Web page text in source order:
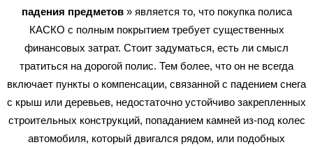
падения предметов » является то, что покупка полиса
КАСКО с полным покрытием требует существенных
финансовых затрат. Стоит задуматься, есть ли смысл
тратиться на дорогой полис. Тем более, что он не всегда
включает пункты о компенсации, связанной с падением снега
с крыш или деревьев, недостаточно устойчиво закрепленных
строительных конструкций, попаданием камней из-под колес
автомобиля, который двигался рядом, или подобных